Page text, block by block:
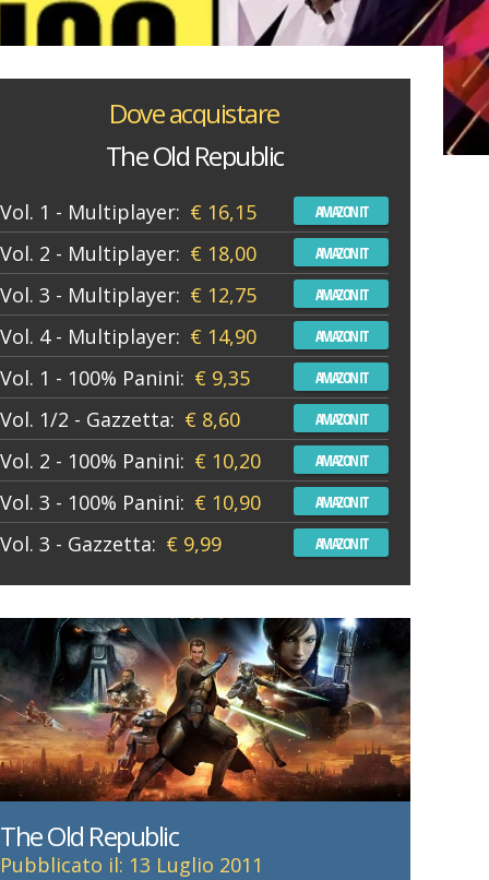
Dove acquistare
The Old Republic
Vol. 1 - Multiplayer: € 16,15 AMAZON IT
Vol. 2 - Multiplayer: € 18,00 AMAZON IT
Vol. 3 - Multiplayer: € 12,75 AMAZON IT
Vol. 4 - Multiplayer: € 14,90 AMAZON IT
Vol. 1 - 100% Panini: € 9,35 AMAZON IT
Vol. 1/2 - Gazzetta: € 8,60 AMAZON IT
Vol. 2 - 100% Panini: € 10,20 AMAZON IT
Vol. 3 - 100% Panini: € 10,90 AMAZON IT
Vol. 3 - Gazzetta: € 9,99 AMAZON IT
The Old Republic
Pubblicato il: 13 Luglio 2011